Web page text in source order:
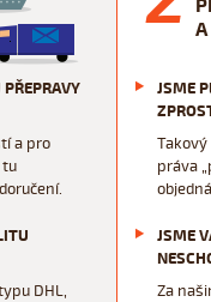
a pro
tu
DHL,
JSME
práva
JSME
Za